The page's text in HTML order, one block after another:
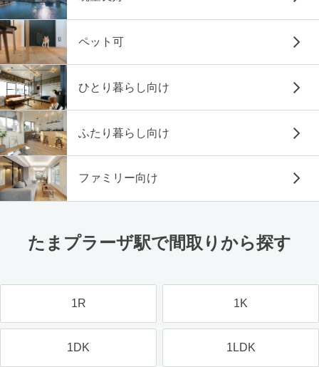
ペット可
ひとり暮らし向け
ふたり暮らし向け
ファミリー向け
たまプラーザ駅で間取りから探す
1R 1K
1DK 1LDK